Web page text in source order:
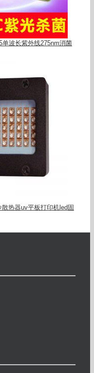
单波长紫外线275nm消菌
热器uv平板打印机led固